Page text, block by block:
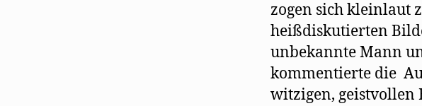
zogen sich kleinlaut
heißdiskutierten
unbekannte Mann
kommentierte die
witzigen, geistvollen